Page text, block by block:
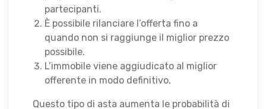
partecipanti.
È possibile rilanciare l’offerta fino a
quando non si raggiunge il miglior prezzo
possibile.
L’immobile viene aggiudicato al miglior
offerente in modo definitivo.
Questo tipo di asta aumenta le probabilità di